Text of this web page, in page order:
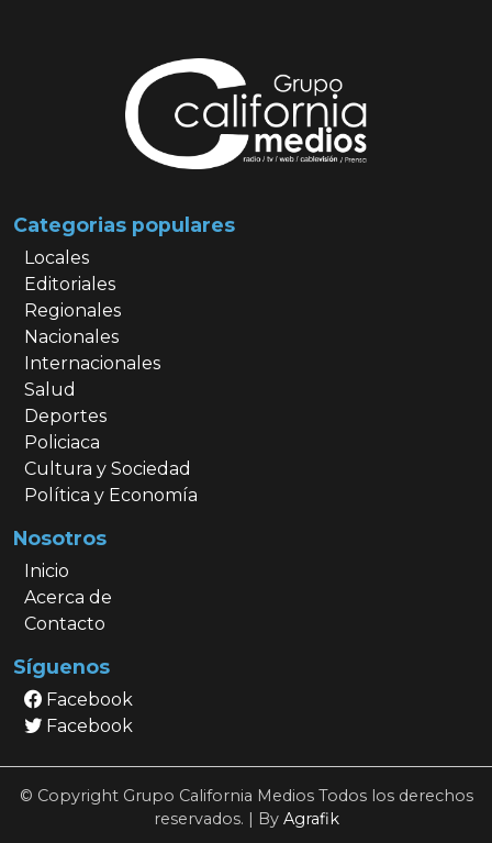
Categorias populares
Locales
Editoriales
Regionales
Nacionales
Internacionales
Salud
Deportes
Policiaca
Cultura y Sociedad
Política y Economía
Nosotros
Inicio
Acerca de
Contacto
Síguenos
Facebook
Facebook
© Copyright Grupo California Medios Todos los derechos
reservados. | By Agrafik